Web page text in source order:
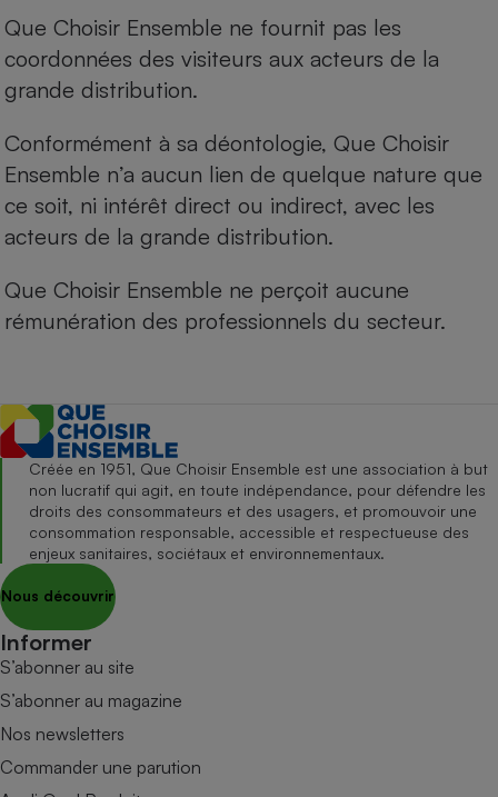
Que Choisir Ensemble ne fournit pas les
coordonnées des visiteurs aux acteurs de la
grande distribution.
Conformément à sa déontologie, Que Choisir
Ensemble n’a aucun lien de quelque nature que
ce soit, ni intérêt direct ou indirect, avec les
acteurs de la grande distribution.
Que Choisir Ensemble ne perçoit aucune
rémunération des professionnels du secteur.
Créée en 1951, Que Choisir Ensemble est une association à but
non lucratif qui agit, en toute indépendance, pour défendre les
droits des consommateurs et des usagers, et promouvoir une
consommation responsable, accessible et respectueuse des
enjeux sanitaires, sociétaux et environnementaux.
Nous découvrir
Informer
S’abonner au site
S’abonner au magazine
Nos newsletters
Commander une parution